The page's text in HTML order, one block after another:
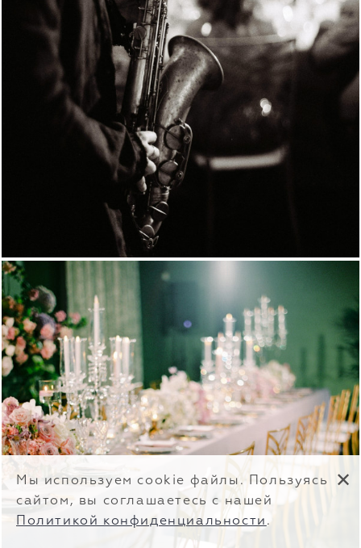
Мы используем cookie файлы. Пользуясь
сайтом, вы соглашаетесь с нашей
Политикой конфиденциальности .
✕